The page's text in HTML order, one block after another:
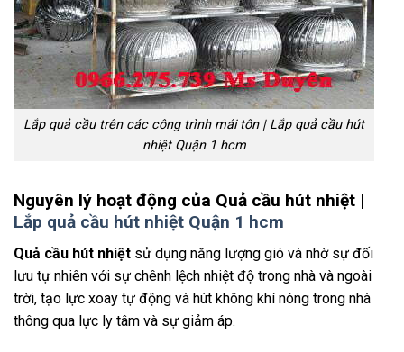
Lắp quả cầu trên các công trình mái tôn | Lắp quả cầu hút
nhiệt Quận 1 hcm
Nguyên lý hoạt động của Quả cầu hút nhiệt |
Lắp quả cầu hút nhiệt Quận 1 hcm
Quả cầu hút nhiệt sử dụng năng lượng gió và nhờ sự đối
lưu tự nhiên với sự chênh lệch nhiệt độ trong nhà và ngoài
trời, tạo lực xoay tự động và hút không khí nóng trong nhà
thông qua lực ly tâm và sự giảm áp.